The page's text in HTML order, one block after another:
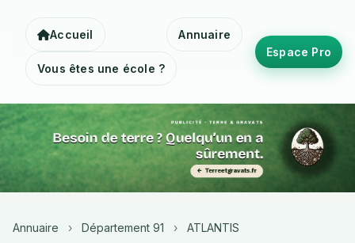
Accueil Annuaire
Vous êtes une école ?
Espace Pro
Annuaire › Département 91 › ATLANTIS